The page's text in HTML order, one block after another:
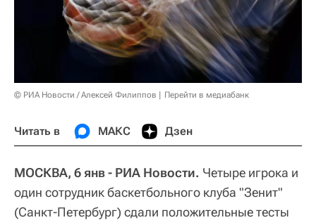
© РИА Новости / Алексей Филиппов Перейти в медиабанк
Читать в МАКС Дзен
МОСКВА, 6 янв - РИА Новости. Четыре игрока и
один сотрудник баскетбольного клуба "Зенит"
(Санкт-Петербург) сдали положительные тесты